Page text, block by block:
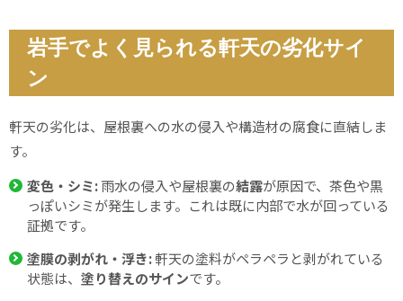
岩手でよく見られる軒天の劣化サイ
ン
軒天の劣化は、屋根裏への水の侵入や構造材の腐食に直結しま
す。
変色・シミ:雨水の侵入や屋根裏の結露が原因で、茶色や黒
っぽいシミが発生します。これは既に内部で水が回っている
証拠です。
塗膜の剥がれ・浮き:軒天の塗料がペラペラと剥がれている
状態は、 塗り替えのサインです。